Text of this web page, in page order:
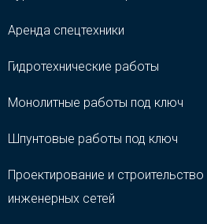
Аренда спецтехники
Гидротехнические работы
Монолитные работы под ключ
Шпунтовые работы под ключ
Проектирование и строительство
инженерных сетей